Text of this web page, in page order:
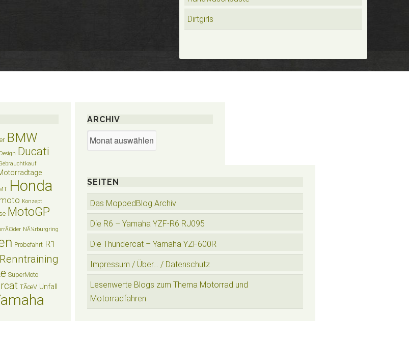
Dirtgirls
BMW
Design Ducati
Honda
Konzept
MotoGP
NÃ¼rburgring
Probefahrt R1
Renntraining
SuperMoto
TÃœV Unfall
ARCHIV
Archiv
SEITEN
Das MoppedBlog Archiv
Die R6 – Yamaha YZF-R6 RJ095
Die Thundercat – Yamaha YZF600R
Impressum / Über… / Datenschutz
Lesenwerte Blogs zum Thema Motorrad und
Motorradfahren